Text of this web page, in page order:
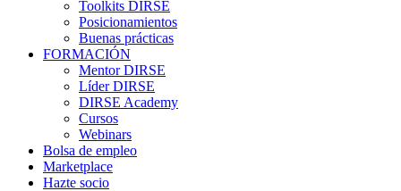
Toolkits DIRSE
Posicionamientos
Buenas prácticas
FORMACIÓN
Mentor DIRSE
Líder DIRSE
DIRSE Academy
Cursos
Webinars
Bolsa de empleo
Marketplace
Hazte socio